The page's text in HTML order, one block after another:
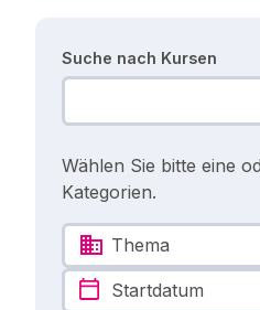
Suche nach Kursen
Wählen Sie bitte eine
Kategorien.
Thema
Startdatum